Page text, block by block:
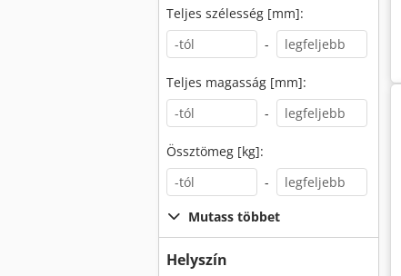
Teljes szélesség [mm]:
-
Teljes magasság [mm]:
-
Össztömeg [kg]:
-
Mutass többet
Helyszín